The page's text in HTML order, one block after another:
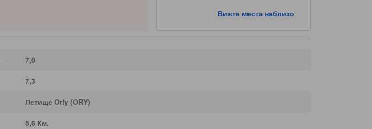
Вижте места наблизо
7,0
7,3
Летище Orly (ORY)
5,6 Км.